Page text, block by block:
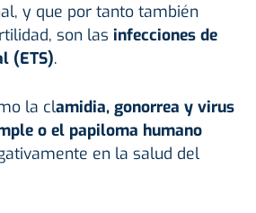
y que por tanto también
son las infecciones de
(ETS).
la clamidia, gonorrea y virus
o el papiloma humano
en la salud del